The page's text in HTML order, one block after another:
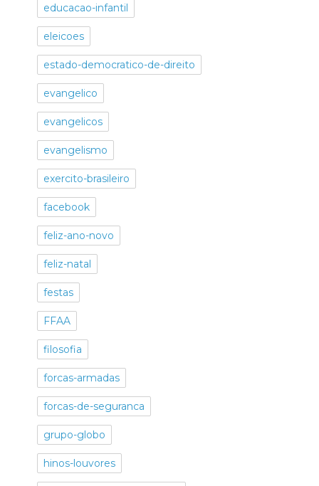
educacao-infantil
eleicoes
estado-democratico-de-direito
evangelico
evangelicos
evangelismo
exercito-brasileiro
facebook
feliz-ano-novo
feliz-natal
festas
FFAA
filosofia
forcas-armadas
forcas-de-seguranca
grupo-globo
hinos-louvores